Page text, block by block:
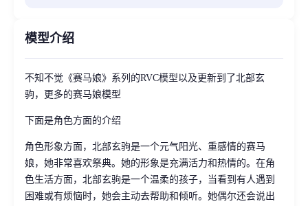
模型介绍
不知不觉《赛马娘》系列的RVC模型以及更新到了北部玄
驹，更多的赛马娘模型
下面是角色方面的介绍
角色形象方面，北部玄驹是一个元气阳光、重感情的赛马
娘，她非常喜欢祭典。她的形象是充满活力和热情的。在角
色生活方面，北部玄驹是一个温柔的孩子，当看到有人遇到
困难或有烦恼时，她会主动去帮助和倾听。她偶尔还会说出